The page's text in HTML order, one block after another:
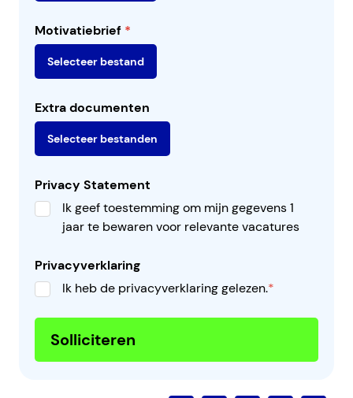
Motivatiebrief *
Selecteer bestand
Extra documenten
Selecteer bestanden
Privacy Statement
Ik geef toestemming om mijn gegevens 1
jaar te bewaren voor relevante vacatures
Privacyverklaring
Ik heb de privacyverklaring gelezen.*
Solliciteren